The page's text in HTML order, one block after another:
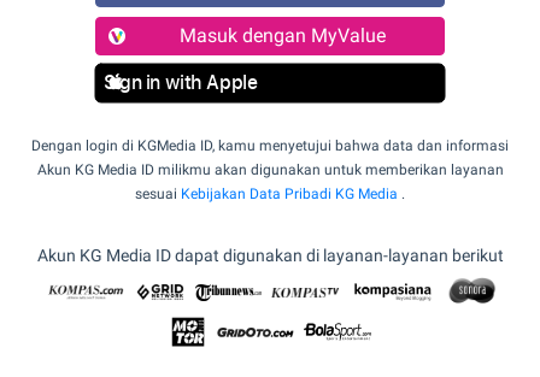
Masuk dengan MyValue
Sign in with Apple
Dengan login di KGMedia ID, kamu menyetujui bahwa data dan informasi
Akun KG Media ID milikmu akan digunakan untuk memberikan layanan
sesuai Kebijakan Data Pribadi KG Media .
Akun KG Media ID dapat digunakan di layanan-layanan berikut